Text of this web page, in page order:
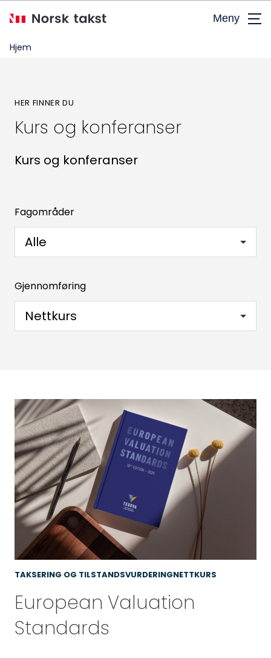
hovedinnhold
Meny
etter:
Hjem
HER FINNER DU
Kurs og konferanser
Kurs og konferanser
Fagområder
Alle
Gjennomføring
Nettkurs
TAKSERING OG TILSTANDSVURDERINGNETTKURS
European Valuation
Standards